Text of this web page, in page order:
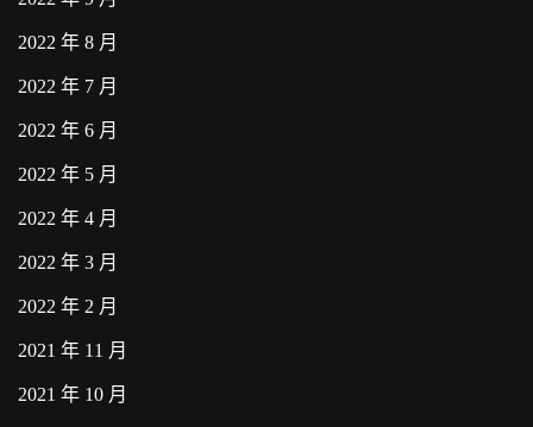
2022 年 8 月
2022 年 7 月
2022 年 6 月
2022 年 5 月
2022 年 4 月
2022 年 3 月
2022 年 2 月
2021 年 11 月
2021 年 10 月